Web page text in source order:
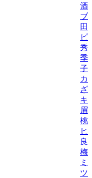
酒
ブ
田
ピ
秀
季/
子/
カ
ざ
キ
眉
桃/
ヒ
良
梅
ミ
ツ